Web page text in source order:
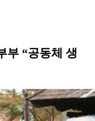
부 “공동체 생